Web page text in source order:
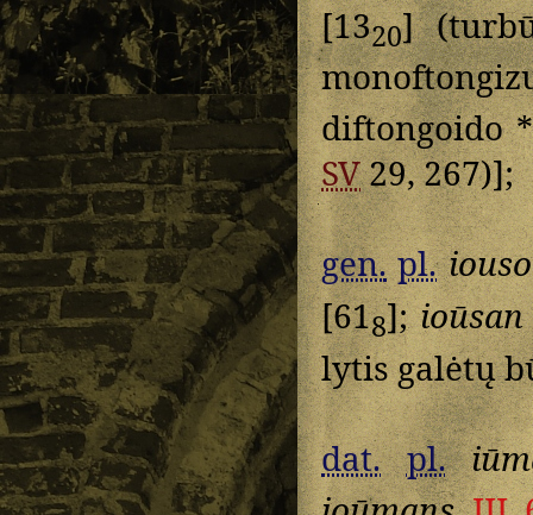
[1320]
diftongoido
SV29, 267)];
gen. pl.
[618];ioūsan
lytis galėtų
dat. pl.